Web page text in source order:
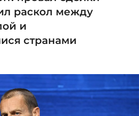
раскол между
и
странами